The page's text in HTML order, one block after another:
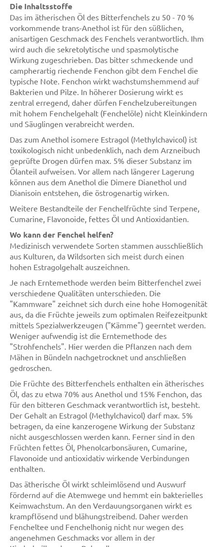
Die Inhaltsstoffe
Das im ätherischen Öl des Bitterfenchels zu 50 - 70 %
vorkommende trans-Anethol ist für den süßlichen,
anisartigen Geschmack des Fenchels verantwortlich. Ihm
wird auch die sekretolytische und spasmolytische
Wirkung zugeschrieben. Das bitter schmeckende und
campherartig riechende Fenchon gibt dem Fenchel die
typische Note. Fenchon wirkt wachstumshemmend auf
Bakterien und Pilze. In höherer Dosierung wirkt es
zentral erregend, daher dürfen Fenchelzubereitungen
mit hohem Fenchelgehalt (Fenchelöle) nicht Kleinkindern
und Säuglingen verabreicht werden.
Das zum Anethol isomere Estragol (Methylchavicol) ist
toxikologisch nicht unbedenklich, nach dem Arzneibuch
geprüfte Drogen dürfen max. 5% dieser Substanz im
Ölanteil aufweisen. Vor allem nach längerer Lagerung
können aus dem Anethol die Dimere Dianethol und
Dianisoin entstehen, die östrogenartig wirken.
Weitere Bestandteile der Fenchelfrüchte sind Terpene,
Cumarine, Flavonoide, fettes Öl und Antioxidantien.
Wo kann der Fenchel helfen?
Medizinisch verwendete Sorten stammen ausschließlich
aus Kulturen, da Wildsorten sich meist durch einen
hohen Estragolgehalt auszeichnen.
Je nach Erntemethode werden beim Bitterfenchel zwei
verschiedene Qualitäten unterschieden. Die
"Kammware" zeichnet sich durch eine hohe Homogenität
aus, da die Früchte jeweils zum optimalen Reifezeitpunkt
mittels Spezialwerkzeugen ("Kämme") geerntet werden.
Weniger aufwendig ist die Erntemethode des
"Strohfenchels". Hier werden die Pflanzen nach dem
Mähen in Bündeln nachgetrocknet und anschließen
gedroschen.
Die Früchte des Bitterfenchels enthalten ein ätherisches
Öl, das zu etwa 70% aus Anethol und 15% Fenchon, das
für den bitteren Geschmack verantwortlich ist, besteht.
Der Gehalt an Estragol (Methylchavicol) darf max. 5%
betragen, da eine kanzerogene Wirkung der Substanz
nicht ausgeschlossen werden kann. Ferner sind in den
Früchten fettes Öl, Phenolcarbonsäuren, Cumarine,
Flavonoide und antioxidativ wirkende Verbindungen
enthalten.
Das ätherische Öl wirkt schleimlösend und Auswurf
fördernd auf die Atemwege und hemmt ein bakterielles
Keimwachstum. An den Verdauungsorganen wirkt es
krampflösend und blähungstreibend. Daher werden
Fencheltee und Fenchelhonig nicht nur wegen des
angenehmen Geschmacks vor allem in der